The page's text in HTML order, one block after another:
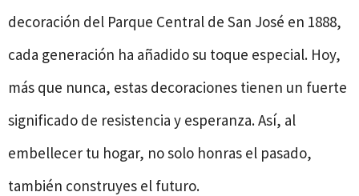
decoración del Parque Central de San José en 1888,
cada generación ha añadido su toque especial. Hoy,
más que nunca, estas decoraciones tienen un fuerte
significado de resistencia y esperanza. Así, al
embellecer tu hogar, no solo honras el pasado,
también construyes el futuro.